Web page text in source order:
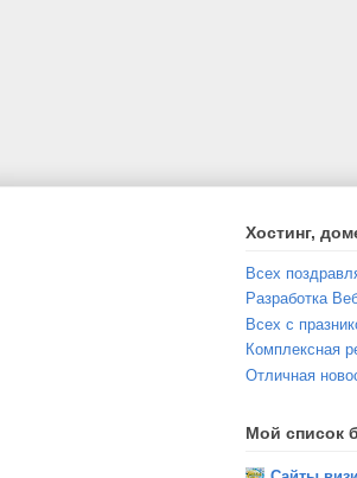
Хостинг,
Всех
Разработка
Всех с
Комплексная
Отличная
Мой список